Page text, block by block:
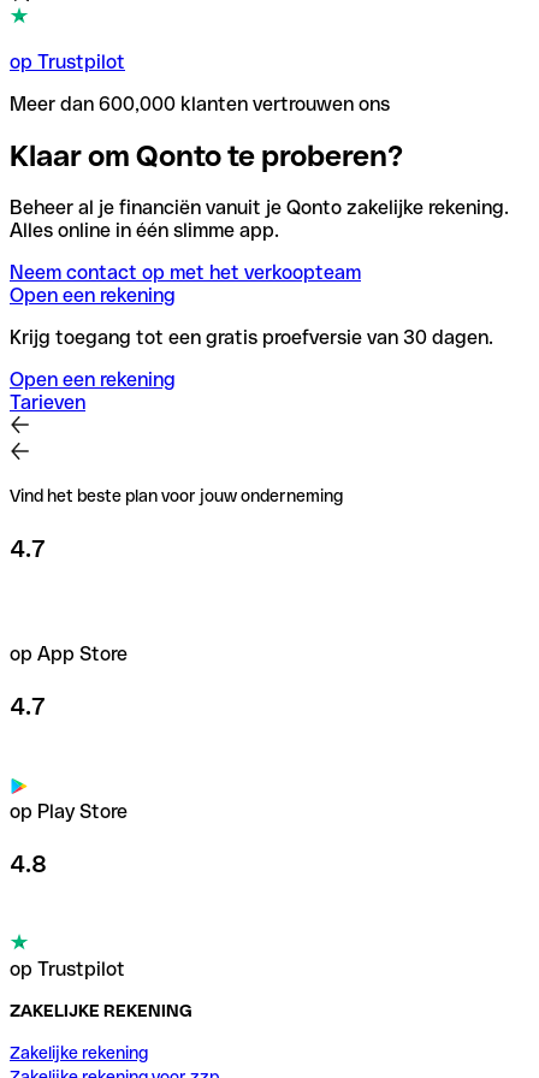
op Trustpilot
Meer dan 600,000 klanten vertrouwen ons
Klaar om Qonto te proberen?
Beheer al je financiën vanuit je Qonto zakelijke rekening.
Alles online in één slimme app.
Neem contact op met het verkoopteam
Open een rekening
Krijg toegang tot een gratis proefversie van 30 dagen.
Open een rekening
Tarieven
Vind het beste plan voor jouw onderneming
4.7
op App Store
4.7
op Play Store
4.8
op Trustpilot
ZAKELIJKE REKENING
Zakelijke rekening